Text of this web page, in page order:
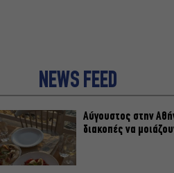
NEWS FEED
Αύγουστος στην
διακοπές να